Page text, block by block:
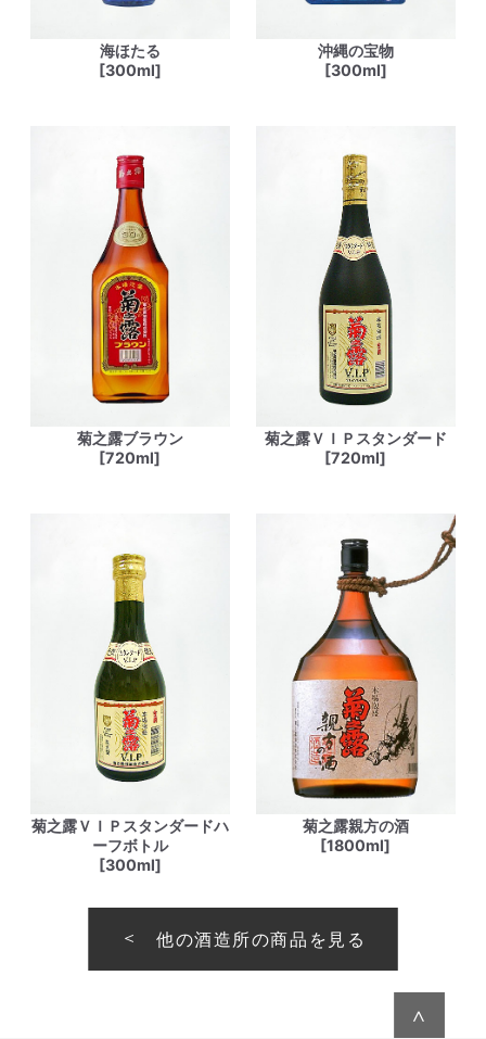
海ほたる
[300ml]
沖縄の宝物
[300ml]
菊之露ブラウン
[720ml]
菊之露ＶＩＰスタンダード
[720ml]
菊之露ＶＩＰスタンダードハ
ーフボトル
[300ml]
菊之露親方の酒
[1800ml]
他の酒造所の商品を見る
∧